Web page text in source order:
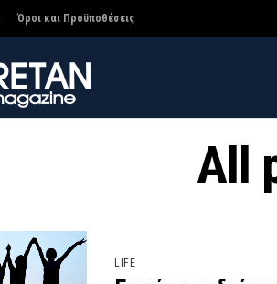
Όροι και Προϋποθέσεις
All
LIFE